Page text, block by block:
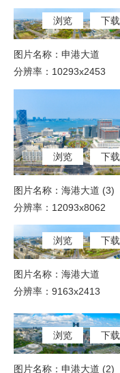
浏览 下载
图片名称：申港大道
分辨率：10293x2453
浏览 下载
图片名称：海港大道 (3)
分辨率：12093x8062
浏览 下载
图片名称：海港大道
分辨率：9163x2413
浏览 下载
图片名称：申港大道 (2)